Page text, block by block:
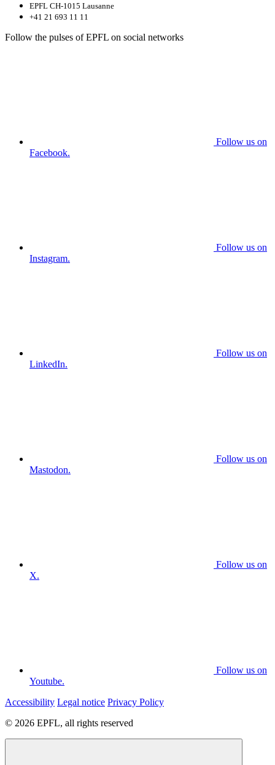
EPFL CH-1015 Lausanne
+41 21 693 11 11
Follow the pulses of EPFL on social networks
Follow us on
Facebook.
Follow us on
Instagram.
Follow us on
LinkedIn.
Follow us on
Mastodon.
Follow us on
X.
Follow us on
Youtube.
Accessibility Legal notice Privacy Policy
© 2026 EPFL, all rights reserved